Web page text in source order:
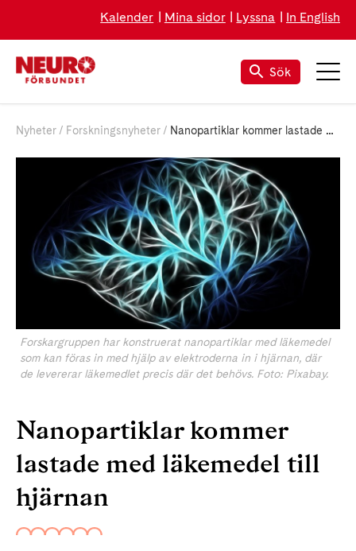
Kalender Mina sidor Lyssna In English
Sök
Nyheter Forskningsnyheter Nanopartiklar kommer lastade med läkemedel till hjärnan
Forskargruppen har konstruerat nanopartiklar med läkemedel
som kan föras in med hjälp av elektroderna in i hjärnan, där
de levererar läkemedlet precis där det behövs. Foto: Pixabay.
Nanopartiklar kommer
lastade med läkemedel till
hjärnan